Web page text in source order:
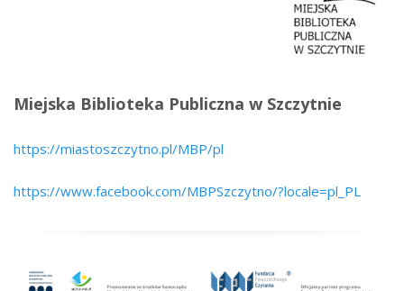
Miejska Biblioteka Publiczna w Szczytnie
https://miastoszczytno.pl/MBP/pl
https://www.facebook.com/MBPSzczytno/?locale=pl_PL